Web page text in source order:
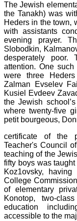
The Jewish
the Tanakh) was
Heders in the town,
with assistants
evening prayer.
Slobodkin,
desperately poor.
attention. One
were three
Zalman Evselev
Kusiel Evdeev
the Jewish
where twenty-five
petit bourgeous,
certificate of the
Teacher's Council
teaching of the
fifty boys was
Koz1ovsky,
College
of elementary
Konotop, two-
education
accessible to the